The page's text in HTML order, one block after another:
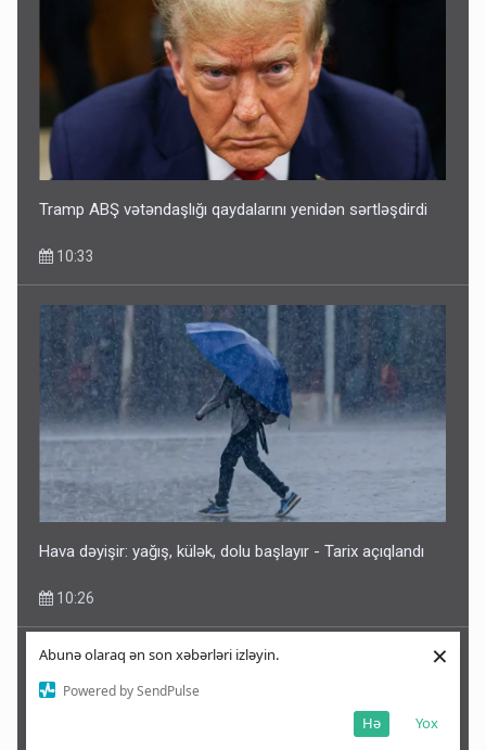
Abunə olaraq ən son xəbərləri izləyin.
Powered by SendPulse
Yox
Hə
×
Tramp ABŞ vətəndaşlığı qaydalarını yenidən sərtləşdirdi
10:33
Hava dəyişir: yağış, külək, dolu başlayır - Tarix açıqlandı
10:26